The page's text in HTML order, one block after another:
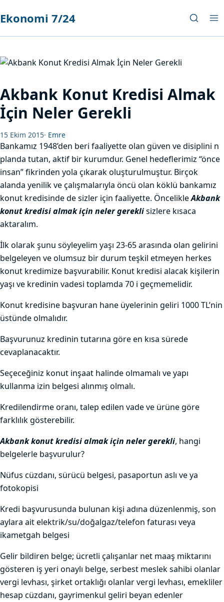
Ekonomi 7/24
Akbank Konut Kredisi Almak
İçin Neler Gerekli
15 Ekim 2015· Emre
Bankamız 1948’den beri faaliyette olan güven ve disiplini n
planda tutan, aktif bir kurumdur. Genel hedeflerimiz “önce
insan” fikrinden yola çıkarak oluşturulmuştur. Birçok
alanda yenilik ve çalışmalarıyla öncü olan köklü bankamız
konut kredisinde de sizler için faaliyette. ÖncelikleAkbank
konut kredisi almak için neler gereklisizlere kısaca
aktaralım.
İlk olarak şunu söyleyelim yaşı 23-65 arasında olan gelirini
belgeleyen ve olumsuz bir durum teşkil etmeyen herkes
konut kredimize başvurabilir. Konut kredisi alacak kişilerin
yaşı ve kredinin vadesi toplamda 70 i geçmemelidir.
Konut kredisine başvuran hane üyelerinin geliri 1000 TL’nin
üstünde olmalıdır.
Başvurunuz kredinin tutarına göre en kısa sürede
cevaplanacaktır.
Seçeceğiniz konut inşaat halinde olmamalı ve yapı
kullanma izin belgesi alınmış olmalı.
Kredilendirme oranı, talep edilen vade ve ürüne göre
farklılık gösterebilir.
Akbank konut kredisi almak için neler gerekli, hangi
belgelerle başvurulur?
Nüfus cüzdanı, sürücü belgesi, pasaportun aslı ve ya
fotokopisi
Kredi başvurusunda bulunan kişi adına düzenlenmiş, son
aylara ait elektrik/su/doğalgaz/telefon faturası veya
ikametgah belgesi
Gelir bildiren belge; ücretli çalışanlar net maaş miktarını
gösteren iş yeri onaylı belge, serbest meslek sahibi olanlar
vergi levhası, şirket ortaklığı olanlar vergi levhası, emekliler
hesap cüzdanı, gayrimenkul geliri beyan edenler